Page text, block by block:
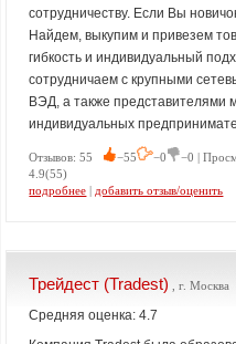
сотрудничеству. Если Вы
Найдем, выкупим и привезем
гибкость и индивидуальный
сотрудничаем с крупными
ВЭД, а также представителями
индивидуальных
Отзывов: 55 −55 −0
−0 |
4.9(55)
подробнее | добавить отзыв/оценить
Трейдест (Tradest) , г. Москва
Средняя оценка: 4.7